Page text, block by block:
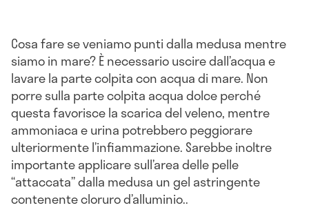
Cosa fare se veniamo punti dalla medusa mentre
siamo in mare? È necessario uscire dall’acqua e
lavare la parte colpita con acqua di mare. Non
porre sulla parte colpita acqua dolce perché
questa favorisce la scarica del veleno, mentre
ammoniaca e urina potrebbero peggiorare
ulteriormente l’infiammazione. Sarebbe inoltre
importante applicare sull’area delle pelle
“attaccata” dalla medusa un gel astringente
contenente cloruro d’alluminio..